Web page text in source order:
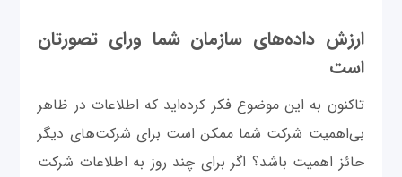
ارزش داده‌های سازمان شما ورای تصورتان
است
تاکنون به این موضوع فکر کرده‌اید که اطلاعات در ظاهر
بی‌اهمیت شرکت شما ممکن است برای شرکت‌های دیگر
حائز اهمیت باشد؟ اگر برای چند روز به اطلاعات شرکت